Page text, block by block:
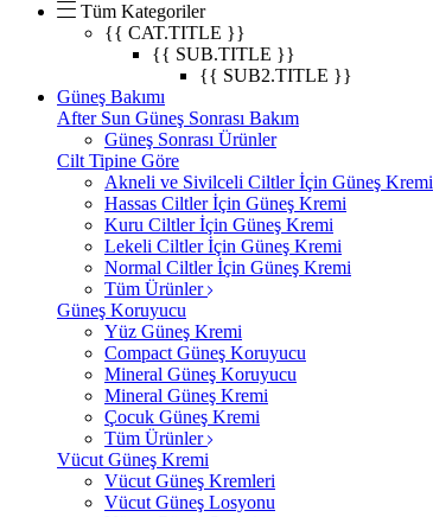
Tüm Kategoriler
{{ CAT.TITLE }}
{{ SUB.TITLE }}
{{ SUB2.TITLE }}
Güneş Bakımı
After Sun Güneş Sonrası Bakım
Güneş Sonrası Ürünler
Cilt Tipine Göre
Akneli ve Sivilceli Ciltler İçin Güneş Kremi
Hassas Ciltler İçin Güneş Kremi
Kuru Ciltler İçin Güneş Kremi
Lekeli Ciltler İçin Güneş Kremi
Normal Ciltler İçin Güneş Kremi
Tüm Ürünler
Güneş Koruyucu
Yüz Güneş Kremi
Compact Güneş Koruyucu
Mineral Güneş Koruyucu
Mineral Güneş Kremi
Çocuk Güneş Kremi
Tüm Ürünler
Vücut Güneş Kremi
Vücut Güneş Kremleri
Vücut Güneş Losyonu